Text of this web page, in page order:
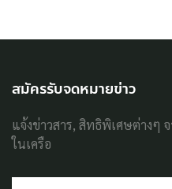
สมัครรับจดหมายข่าว
แจ้งข่าวสาร, สิทธิพิเศษต่างๆ
ในเครือ